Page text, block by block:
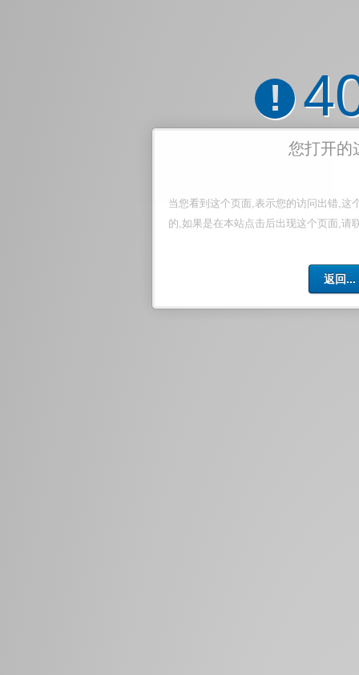
!
您打开的
当您看到这个页面,表示您的访问出错,这
的,如果是在本站点击后出现这个页面,请
返回...